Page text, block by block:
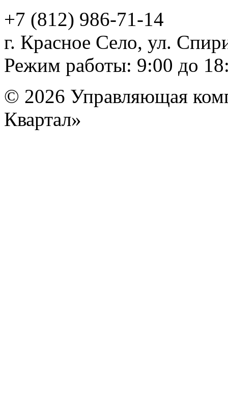
+7 (812) 986-71-14
г. Красное Село, ул.
Режим работы: 9:00 до
© 2026 Управляющая
Квартал»